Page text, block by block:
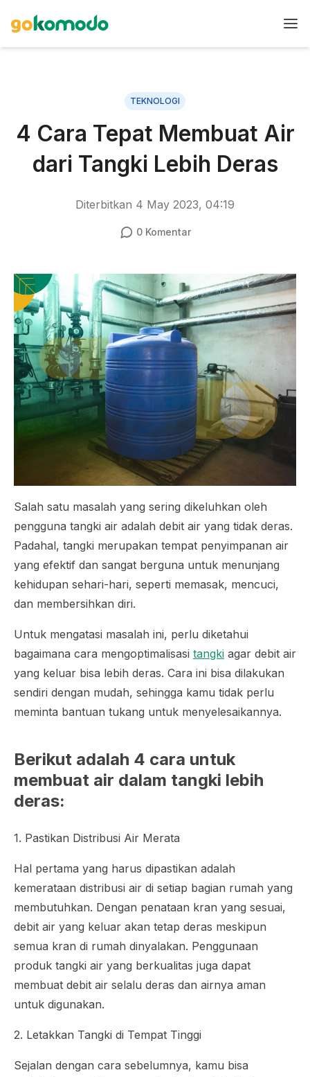
TEKNOLOGI
4 Cara Tepat Membuat Air
dari Tangki Lebih Deras
Diterbitkan 4 May 2023, 04:19
0Komentar
Salah satu masalah yang sering dikeluhkan oleh
pengguna tangki air adalah debit air yang tidak deras.
Padahal, tangki merupakan tempat penyimpanan air
yang efektif dan sangat berguna untuk menunjang
kehidupan sehari-hari, seperti memasak, mencuci,
dan membersihkan diri.
Untuk mengatasi masalah ini, perlu diketahui
bagaimana cara mengoptimalisasi tangki agar debit air
yang keluar bisa lebih deras. Cara ini bisa dilakukan
sendiri dengan mudah, sehingga kamu tidak perlu
meminta bantuan tukang untuk menyelesaikannya.
Berikut adalah 4 cara untuk
membuat air dalam tangki lebih
deras:
1. Pastikan Distribusi Air Merata
Hal pertama yang harus dipastikan adalah
kemerataan distribusi air di setiap bagian rumah yang
membutuhkan. Dengan penataan kran yang sesuai,
debit air yang keluar akan tetap deras meskipun
semua kran di rumah dinyalakan. Penggunaan
produk tangki air yang berkualitas juga dapat
membuat debit air selalu deras dan airnya aman
untuk digunakan.
2. Letakkan Tangki di Tempat Tinggi
Sejalan dengan cara sebelumnya, kamu bisa